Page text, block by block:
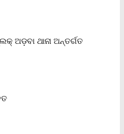
ଅଡ଼ବା ଥାନା ଅନ୍ତର୍ଗତ